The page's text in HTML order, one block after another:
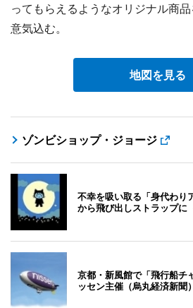
ってもらえるようなオリジナル商
意気込む。
地図を見る
ゾンビショップ・ジョージ
不幸を吸い取る「身代わり
から飛び出しストラップに
京都・新風館で「飛行船チ
ッセン主催（烏丸経済新聞）